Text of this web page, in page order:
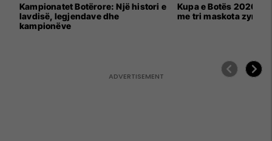
Kampionatet Botërore: Një histori e
lavdisë, legjendave dhe
kampionëve
Kupa e Botës 2026
me tri maskota zyrtare